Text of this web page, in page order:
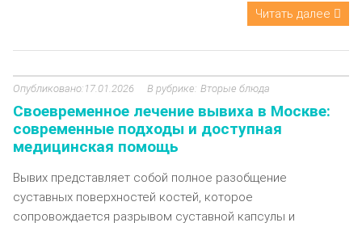
Читать далее
17.01.2026 Вторые блюда
Своевременное лечение вывиха в Москве:
современные подходы и доступная
медицинская помощь
Вывих представляет собой полное разобщение
суставных поверхностей костей, которое
сопровождается разрывом суставной капсулы и